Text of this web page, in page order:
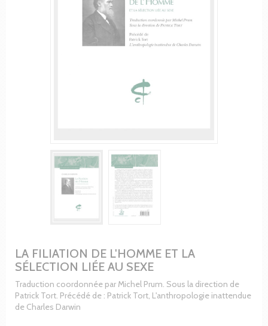
LA FILIATION DE L'HOMME ET LA
SÉLECTION LIÉE AU SEXE
Traduction coordonnée par Michel Prum. Sous la direction de
Patrick Tort. Précédé de : Patrick Tort, L'anthropologie inattendue
de Charles Darwin